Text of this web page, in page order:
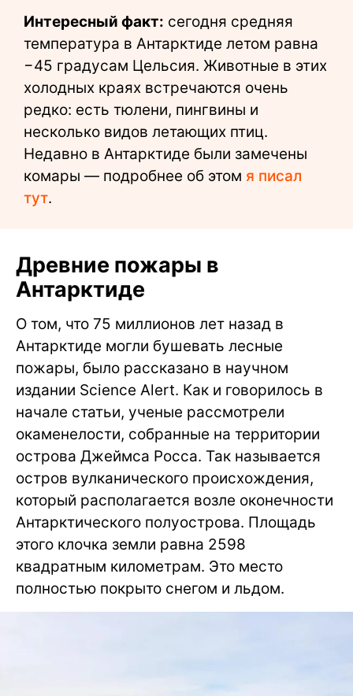
Интересный факт: сегодня средняя
температура в Антарктиде летом равна
−45 градусам Цельсия. Животные в этих
холодных краях встречаются очень
редко: есть тюлени, пингвины и
несколько видов летающих птиц.
Недавно в Антарктиде были замечены
комары — подробнее об этом я писал
тут.
Древние пожары в
Антарктиде
О том, что 75 миллионов лет назад в
Антарктиде могли бушевать лесные
пожары, было рассказано в научном
издании Science Alert. Как и говорилось в
начале статьи, ученые рассмотрели
окаменелости, собранные на территории
острова Джеймса Росса. Так называется
остров вулканического происхождения,
который располагается возле оконечности
Антарктического полуострова. Площадь
этого клочка земли равна 2598
квадратным километрам. Это место
полностью покрыто снегом и льдом.